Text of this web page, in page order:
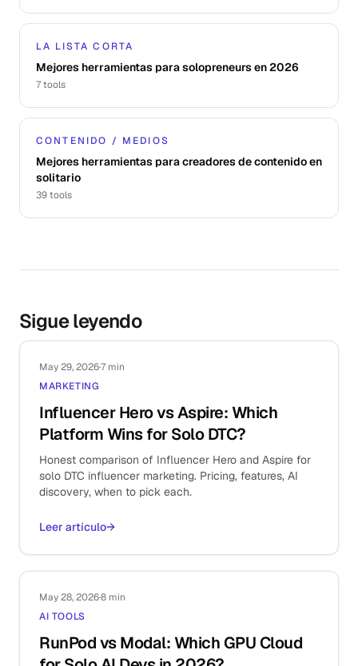
LA LISTA CORTA
Mejores herramientas para solopreneurs en 2026
7tools
CONTENIDO / MEDIOS
Mejores herramientas para creadores de contenido en
solitario
39tools
Sigue leyendo
May 29, 2026·7 min
MARKETING
Influencer Hero vs Aspire: Which
Platform Wins for Solo DTC?
Honest comparison of Influencer Hero and Aspire for
solo DTC influencer marketing. Pricing, features, AI
discovery, when to pick each.
Leer artículo→
May 28, 2026·8 min
AI TOOLS
RunPod vs Modal: Which GPU Cloud